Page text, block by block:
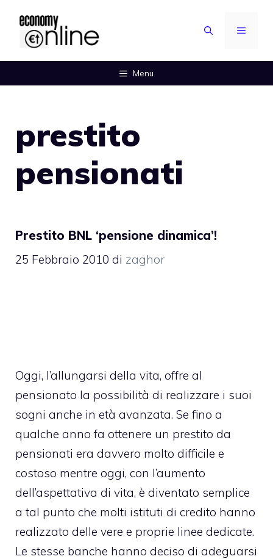
contenuto
MENU
Menu
prestito
pensionati
Prestito BNL ‘pensione dinamica’!
25 Febbraio 2010 di zaghor
Oggi, l’allungarsi della vita, offre al
pensionato la possibilità di realizzare i suoi
sogni anche in età avanzata. Se fino a
qualche anno fa ottenere un prestito da
pensionati era davvero molto difficile e
costoso mentre oggi, con l’aumento
dell’aspettativa di vita, è diventato semplice
a tal punto che molti istituti di credito hanno
realizzato delle vere e proprie linee dedicate.
Le stesse banche hanno deciso di adeguarsi